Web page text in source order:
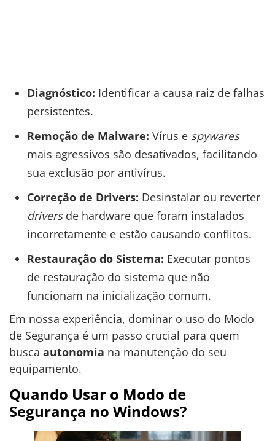
Diagnóstico: Identificar a causa raiz de falhas
persistentes.
Remoção de Malware: Vírus e spywares
mais agressivos são desativados, facilitando
sua exclusão por antivírus.
Correção de Drivers: Desinstalar ou reverter
driversde hardware que foram instalados
incorretamente e estão causando conflitos.
Restauração do Sistema: Executar pontos
de restauração do sistema que não
funcionam na inicialização comum.
Em nossa experiência, dominar o uso do Modo
de Segurança é um passo crucial para quem
busca autonomia na manutenção do seu
equipamento.
Quando Usar o Modo de
Segurança no Windows?